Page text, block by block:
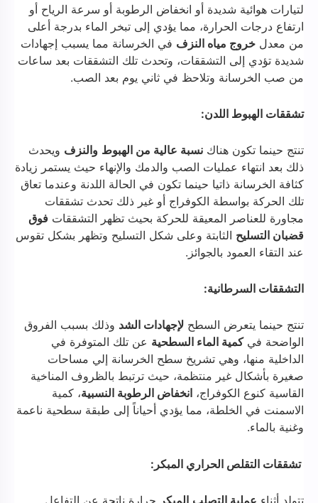
لتيارات هوائية شديدة أو انخفاض الرطوبة أو سرعة الرياح أو
ارتفاع درجات الحرارة، مما يؤدي إلى تبخر الماء بدرجة أعلى
من معدل خروج مياه النزف في الخرسانة مما يسبب إجهادات
شديدة تؤدي إلى التشققات، وتحدث تلك التشققات بعد ساعات
من صب الخرسانة وتلاحظ في ثاني يوم بعد الصب.
تشققات الهبوط اللدن:
تنتج حينما تكون هناك نسبة عالية من الهبوط والنزف ويحدث
ذلك بعد انتهاء عمليات الصب والدمك والإنهاء حيث يستمر زيادة
كثافة الخرسانة ذاتيا حينما تكون في الحالة اللدنة وعندما تعاق
تلك الحركة بواسطة الكوفراج أو غير ذلك تحدث تشققات
مجاورة للعناصر المعيقة للحركة بحيث تظهر التشققات فوق
قضبان التسليح الثابتة وعلى شكل التسليح وتظهر بشكل تقوس
عند التقاء العمود بالجوائز.
التشققات السرطانية:
تنتج حينما يتعرض السطح لإجهادات الشد وذلك بسبب الفروق
الواضحة فيكمية الماء السطحية عن تلك المتوفرة في
الداخلية منها، وهي تشريخ سطح الخرسانة إلي مساحات
صغيرة بأشكال غير منتظمة، حيث ترتبط بالظروف المناخية
القاسية كنوع الكوفراج، انخفاض الرطوبة النسبية، كمية
الاسمنت في الخلطة، مما يؤدي أحياناً إلى طبقة سطحية ناعمة
وغنية بالماء.
تشققات التقلص الحراري المبكر:
تتولد أثناء عملية التصلب المبكر حرارة ناتجة عن التفاعل